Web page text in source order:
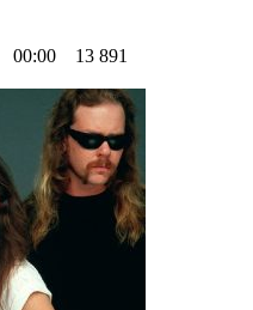
00:00 13 891